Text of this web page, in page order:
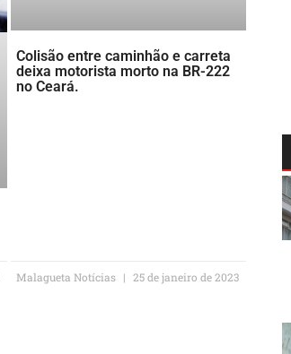
Colisão entre caminhão e carreta
deixa motorista morto na BR-222
no Ceará.
Malagueta Notícias 25 de janeiro de 2023